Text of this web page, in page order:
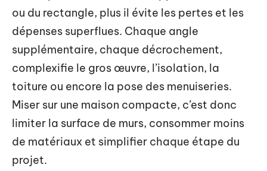
ou du rectangle, plus il évite les pertes et les
dépenses superflues. Chaque angle
supplémentaire, chaque décrochement,
complexifie le gros œuvre, l’isolation, la
toiture ou encore la pose des menuiseries.
Miser sur une maison compacte, c’est donc
limiter la surface de murs, consommer moins
de matériaux et simplifier chaque étape du
projet.